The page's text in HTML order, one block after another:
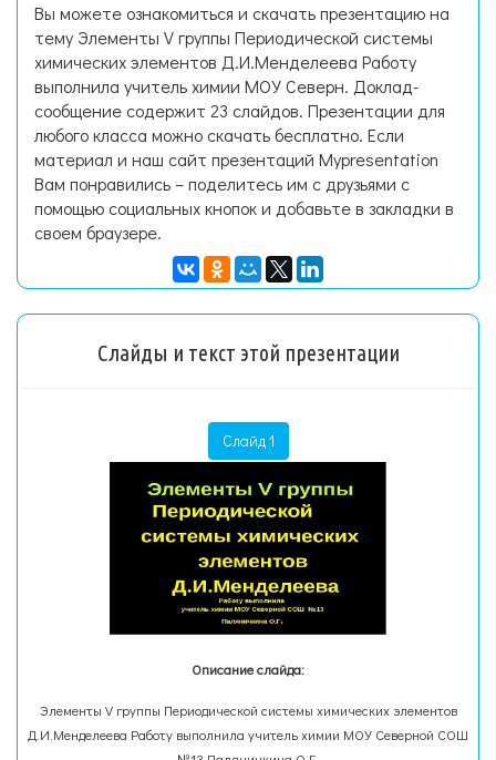
Вы можете ознакомиться и скачать презентацию на
тему Элементы V группы Периодической системы
химических элементов Д.И.Менделеева Работу
выполнила учитель химии МОУ Северн. Доклад-
сообщение содержит 23 слайдов. Презентации для
любого класса можно скачать бесплатно. Если
материал и наш сайт презентаций Mypresentation
Вам понравились – поделитесь им с друзьями с
помощью социальных кнопок и добавьте в закладки в
своем браузере.
Слайды и текст этой презентации
Слайд 1
Описание слайда:
Элементы V группы Периодической системы химических элементов
Д.И.Менделеева Работу выполнила учитель химии МОУ Северной СОШ